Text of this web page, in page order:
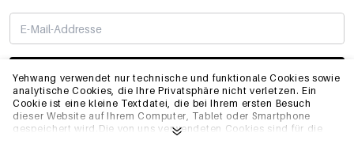
Yehwang verwendet nur technische und funktionale Cookies sowie
analytische Cookies, die Ihre Privatsphäre nicht verletzen. Ein
Cookie ist eine kleine Textdatei, die bei Ihrem ersten Besuch
dieser Website auf Ihrem Computer, Tablet oder Smartphone
gespeichert wird.Die von uns verwendeten Cookies sind für die
ABONNIEREN
INFO